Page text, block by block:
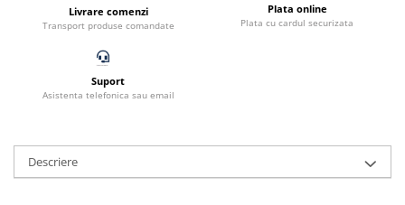
Fertilizatori acvarii
Tratamente pesti acvariu
Furtune si conectori acvarii
Curatare acvarii
Medii filtrante
Decoruri si plante artificiale
Livrare comenzi
Transport produse comandate
Plata online
Plata cu cardul securizata
Suport
Asistenta telefonica sau email
Descriere